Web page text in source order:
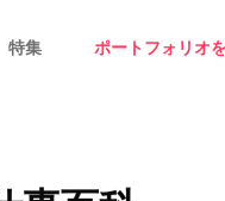
特集 ポートフォリオ